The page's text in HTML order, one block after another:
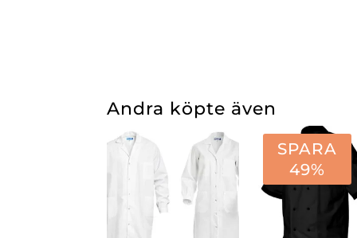
Andra köpte även
SPARA
49%